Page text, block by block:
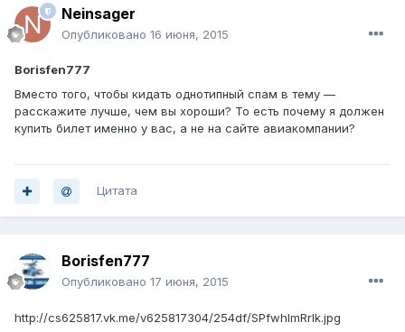
Neinsager
Опубликовано 16 июня, 2015
Borisfen777
Вместо того, чтобы кидать однотипный спам в тему —
расскажите лучше, чем вы хороши? То есть почему я должен
купить билет именно у вас, а не на сайте авиакомпании?
Цитата
Borisfen777
Опубликовано 17 июня, 2015
http://cs625817.vk.me/v625817304/254df/SPfwhlmRrlk.jpg